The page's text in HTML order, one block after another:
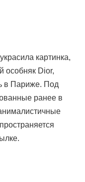
картинка,
особняк Dior,
в Париже. Под
ранее в
.